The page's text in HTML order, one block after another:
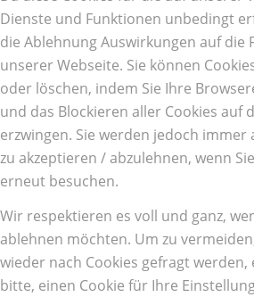
Dienste und Funktionen unbedingt
die Ablehnung Auswirkungen auf die
unserer Webseite. Sie können
oder löschen, indem Sie Ihre
und das Blockieren aller Cookies auf
erzwingen. Sie werden jedoch immer
zu akzeptieren / abzulehnen, wenn
erneut besuchen.
Wir respektieren es voll und ganz,
ablehnen möchten. Um zu
wieder nach Cookies gefragt werden,
bitte, einen Cookie für Ihre